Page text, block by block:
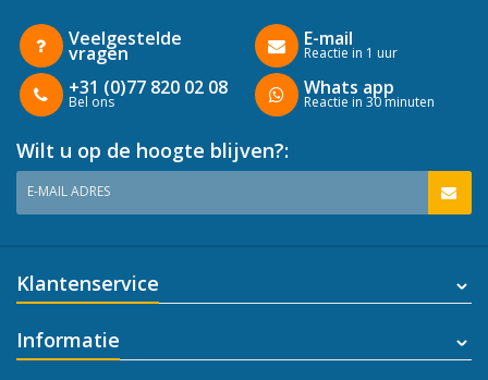
Veelgestelde
vragen
+31 (0)77 820 02 08
Bel ons
E-mail
Reactie in 1 uur
Whats app
Reactie in 30 minuten
Wilt u op de hoogte blijven?:
E-MAIL ADRES
Klantenservice
Informatie